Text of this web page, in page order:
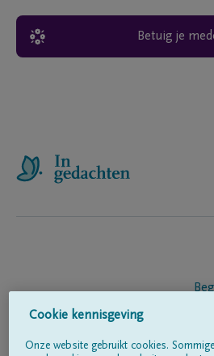
Betuig je
Cookie kennisgeving
Onze website gebruikt cookies.